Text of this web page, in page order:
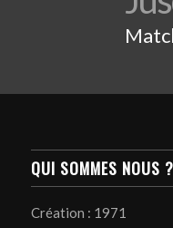
QUI SOMMES NOUS ?
Création : 1971